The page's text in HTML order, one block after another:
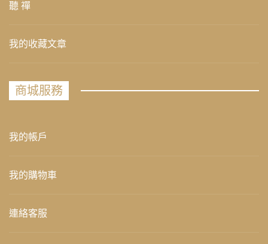
聽 禪
我的收藏文章
商城服務
我的帳戶
我的購物車
連絡客服